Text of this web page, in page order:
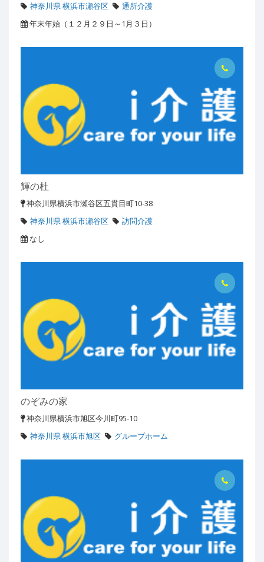
神奈川県 横浜市瀬谷区
通所介護
年末年始（１２月２９日～1月３日）
輝の杜
神奈川県横浜市瀬谷区五貫目町10-38
神奈川県 横浜市瀬谷区
訪問介護
なし
のぞみの家
神奈川県横浜市旭区今川町95-10
神奈川県 横浜市旭区
グループホーム